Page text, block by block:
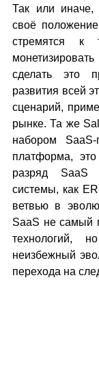
Так или иначе,
своё
стремятся к
сделать это
развития всей
сценарий,
рынке. Та же
набором
платформа,
разряд SaaS
системы, как
ветвью в
SaaS не самый
технологий,
неизбежный
перехода на